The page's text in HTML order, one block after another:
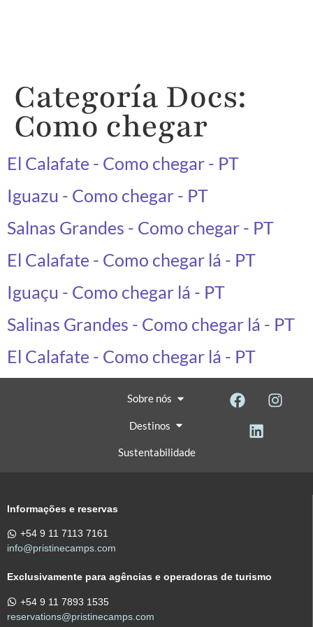
Categoría Docs:
Como chegar
El Calafate - Como chegar - PT
Iguazu - Como chegar - PT
Salnas Grandes - Como chegar - PT
El Calafate - Como chegar lá - PT
Iguaçu - Como chegar lá - PT
Salinas Grandes - Como chegar lá - PT
El Calafate - Como chegar lá - PT
Sobre nós
Destinos
Sustentabilidade
Informações e reservas
+54 9 11 7113 7161
info@pristinecamps.com
Exclusivamente para agências e operadoras de turismo
+54 9 11 7893 1535
reservations@pristinecamps.com